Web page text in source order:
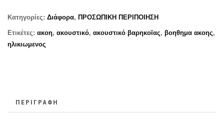
Κατηγορίες: Διάφορα, ΠΡΟΣΩΠΙΚΗ ΠΕΡΙΠΟΙΗΣΗ
Ετικέτες: ακοη, ακουστικό, ακουστικό βαρηκοϊας, βοηθημα ακοης,
ηλικιωμενος
ΠΕΡΙΓΡΑΦΉ